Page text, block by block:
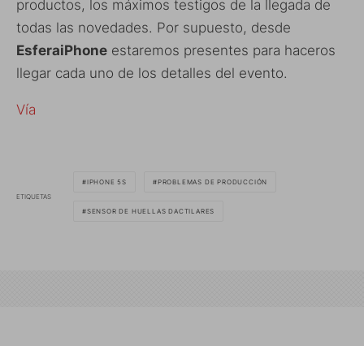
productos, los máximos testigos de la llegada de
todas las novedades. Por supuesto, desde
EsferaiPhone estaremos presentes para haceros
llegar cada uno de los detalles del evento.
Vía
ETIQUETAS
IPHONE 5S PROBLEMAS DE PRODUCCIÓN
SENSOR DE HUELLAS DACTILARES